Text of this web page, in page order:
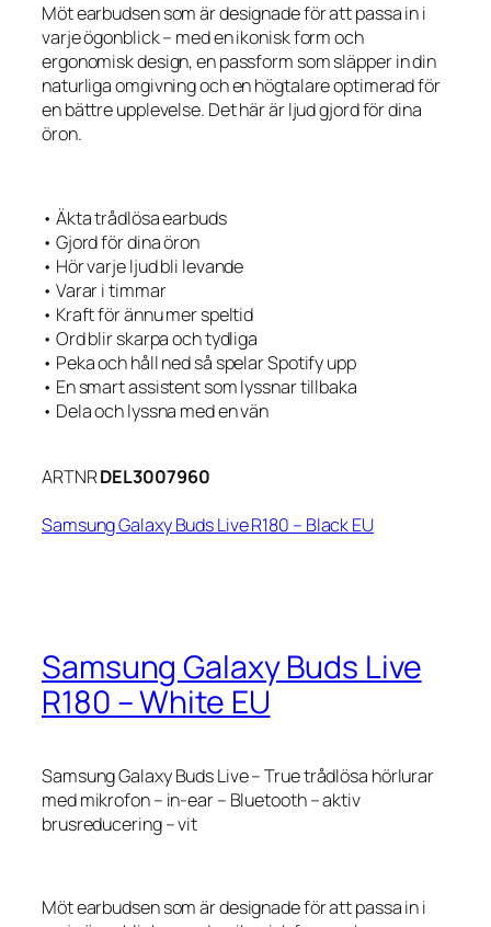
Möt earbudsen som är designade för att passa in i
varje ögonblick – med en ikonisk form och
ergonomisk design, en passform som släpper in din
naturliga omgivning och en högtalare optimerad för
en bättre upplevelse. Det här är ljud gjord för dina
öron.
• Äkta trådlösa earbuds
• Gjord för dina öron
• Hör varje ljud bli levande
• Varar i timmar
• Kraft för ännu mer speltid
• Ord blir skarpa och tydliga
• Peka och håll ned så spelar Spotify upp
• En smart assistent som lyssnar tillbaka
• Dela och lyssna med en vän
ARTNRDEL3007960
Samsung Galaxy Buds Live R180 – Black EU
Samsung Galaxy Buds Live
R180 – White EU
Samsung Galaxy Buds Live – True trådlösa hörlurar
med mikrofon – in-ear – Bluetooth – aktiv
brusreducering – vit
Möt earbudsen som är designade för att passa in i